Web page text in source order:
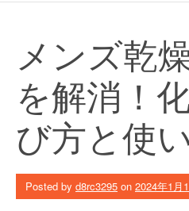
メンズ乾
を解消！
び方と使
Posted by d8rc3295 on 2024年1月